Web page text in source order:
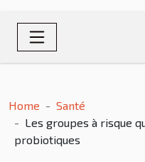
Home
Santé
Les groupes à risque
probiotiques